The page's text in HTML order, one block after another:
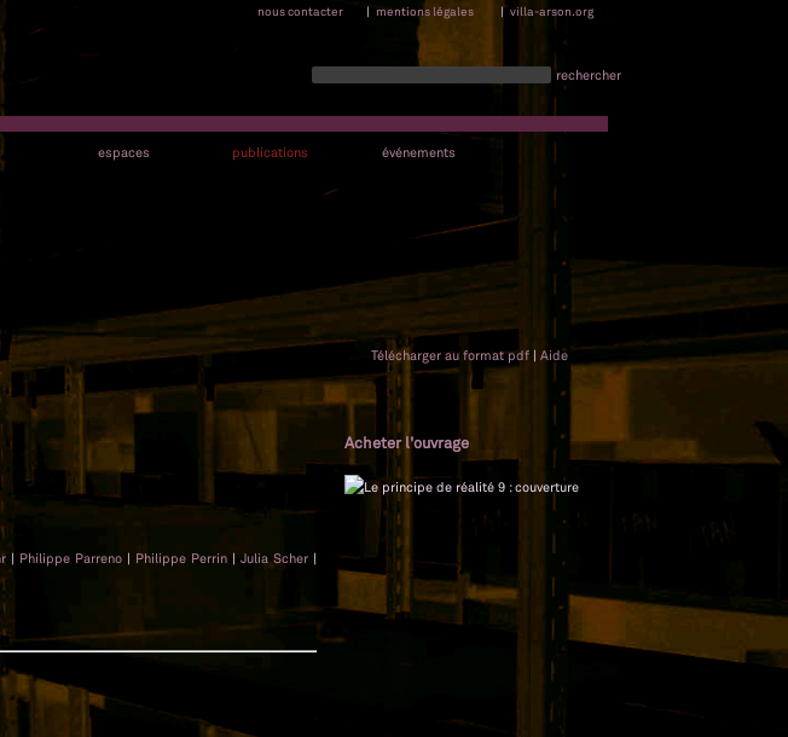
nous contacter | mentions légales | villa-arson.org
rechercher
espaces publications événements
Télécharger au format pdf | Aide
Acheter l'ouvrage
| Philippe Parreno | Philippe Perrin |Julia Scher |